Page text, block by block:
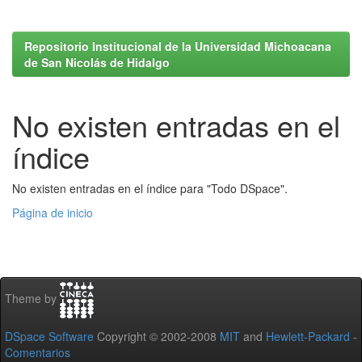
Repositorio Institucional de la Universidad Michoacana
de San Nicolás de Hidalgo
No existen entradas en el
índice
No existen entradas en el índice para "Todo DSpace".
Página de inicio
Theme by
DSpace Software Copyright © 2002-2008 MIT and Hewlett-Packard -
Comentarios